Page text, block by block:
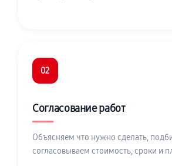
02
Согласование работ
Объясняем что нужно сделать,
согласовываем стоимость, сроки и